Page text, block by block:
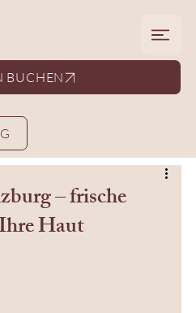
BUCHEN
– frische
Haut